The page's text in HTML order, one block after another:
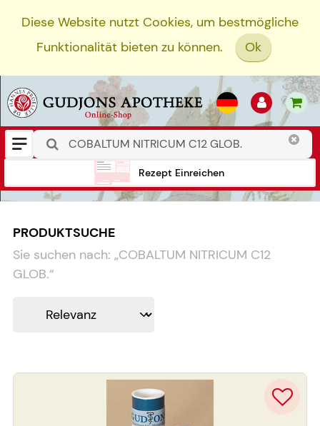
Diese Website nutzt Cookies, um bestmögliche
Funktionalität bieten zu können.
Ok
Rezept Einreichen
PRODUKTSUCHE
Sie suchen nach: „COBALTUM NITRICUM C12
GLOB.“